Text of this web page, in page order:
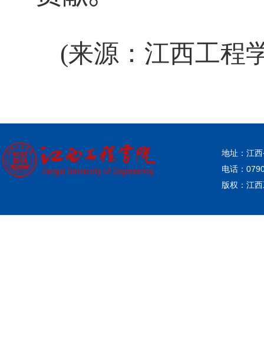
(来源：江西工程
地址：江
电话：
版权：江